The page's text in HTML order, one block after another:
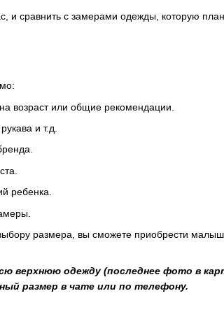
сравнить с замерами одежды, которую
возраст или общие рекомендации.
и т.д.
ребенка.
размера, вы сможете приобрести
верхнюю одежду (последнее фото в
размер в чате или по телефону.